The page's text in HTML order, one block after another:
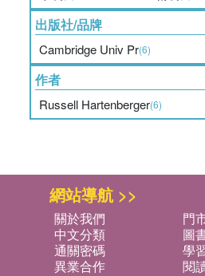
出版社/品牌
Cambridge Univ Pr(6)
作者
Russell Hartenberger(6)
網站導航 >>
關於我們 門
中文分類
圖
通關密碼
學
異業合作
閱